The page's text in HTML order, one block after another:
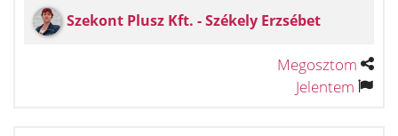
Szekont Plusz Kft. - Székely Erzsébet
Megosztom
Jelentem